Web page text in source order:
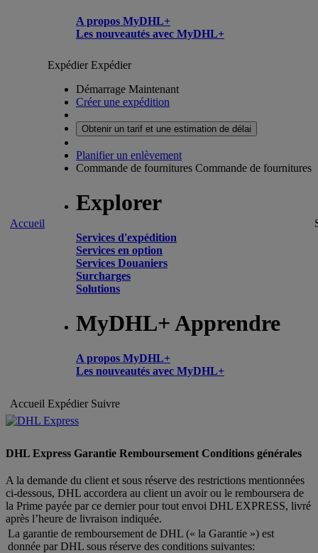
A propos MyDHL+
Les nouveautés avec MyDHL+
Accueil
ExpédierExpédier
Démarrage Maintenant
Créer une expédition
Obtenir un tarif et une estimation de délai
Planifier un enlèvement
Commande de fournitures Commande de fournitures
Explorer
Services d'expédition
Services en option
Services Douaniers
Surcharges
Solutions
MyDHL+ Apprendre
A propos MyDHL+
Les nouveautés avec MyDHL+
Accueil Expédier Suivre
DHL Express Garantie Remboursement Conditions générales
A la demande du client et sous réserve des restrictions mentionnées
ci-dessous, DHL accordera au client un avoir ou le remboursera de
la Prime payée par ce dernier pour tout envoi DHL EXPRESS, livré
après l’heure de livraison indiquée.
La garantie de remboursement de DHL (« la Garantie ») est
donnée par DHL sous réserve des conditions suivantes: